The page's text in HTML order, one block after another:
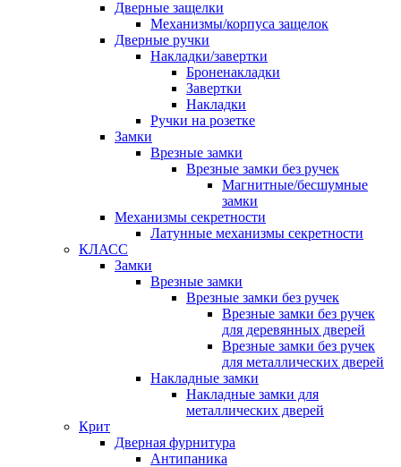
Дверные защелки
Механизмы/корпуса защелок
Дверные ручки
Накладки/завертки
Броненакладки
Завертки
Накладки
Ручки на розетке
Замки
Врезные замки
Врезные замки без ручек
Магнитные/бесшумные
замки
Механизмы секретности
Латунные механизмы секретности
КЛАСС
Замки
Врезные замки
Врезные замки без ручек
Врезные замки без ручек
для деревянных дверей
Врезные замки без ручек
для металлических дверей
Накладные замки
Накладные замки для
металлических дверей
Крит
Дверная фурнитура
Антипаника